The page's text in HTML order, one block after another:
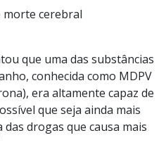
morte cerebral
que uma das substâncias
conhecida como MDPV
era altamente capaz de
que seja ainda mais
drogas que causa mais